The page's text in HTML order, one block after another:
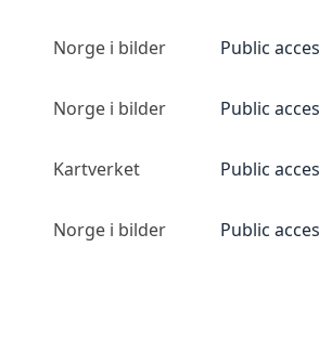
Norge i bilder Public
Norge i bilder Public
Kartverket Public
Norge i bilder Public